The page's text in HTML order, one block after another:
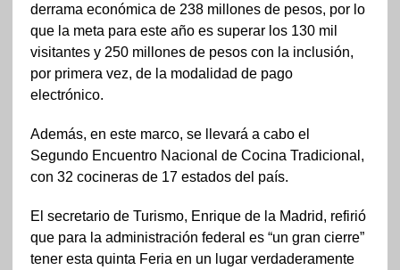
derrama económica de 238 millones de pesos, por lo
que la meta para este año es superar los 130 mil
visitantes y 250 millones de pesos con la inclusión,
por primera vez, de la modalidad de pago
electrónico.
Además, en este marco, se llevará a cabo el
Segundo Encuentro Nacional de Cocina Tradicional,
con 32 cocineras de 17 estados del país.
El secretario de Turismo, Enrique de la Madrid, refirió
que para la administración federal es “un gran cierre”
tener esta quinta Feria en un lugar verdaderamente